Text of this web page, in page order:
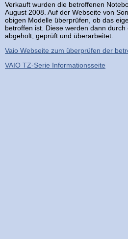
Verkauft wurden die betroffenen
August 2008. Auf der Webseite von
obigen Modelle überprüfen, ob das
betroffen ist. Diese werden dann
abgeholt, geprüft und überarbeitet.
Vaio Webseite zum überprüfen der
VAIO TZ-Serie Informationsseite